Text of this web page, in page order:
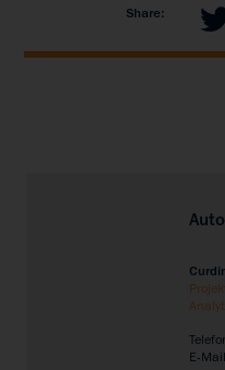
Share:
E-